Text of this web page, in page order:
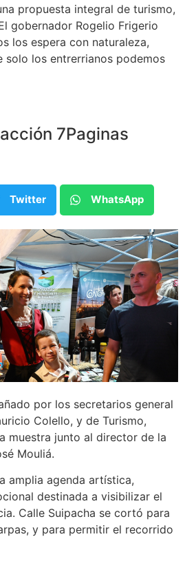
propuesta integral de turismo,
gobernador Rogelio Frigerio
los espera con naturaleza,
solo los entrerrianos podemos
7Paginas
Twitter WhatsApp
por los secretarios general
Colello, y de Turismo,
muestra junto al director de la
Mouliá.
amplia agenda artística,
destinada a visibilizar el
Calle Suipacha se cortó para
y para permitir el recorrido